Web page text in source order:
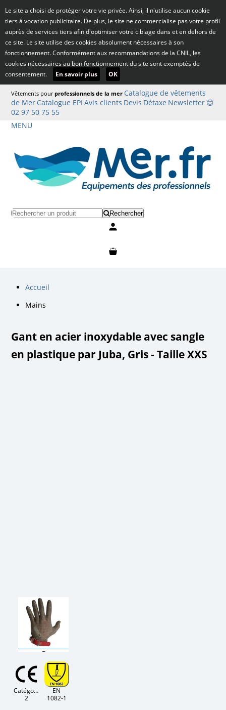
Le site a choisi de protéger votre vie privée. Ainsi, il n'utilise aucun cookie
tiers à vocation publicitaire. De plus, le site ne commercialise pas votre profil
auprès de services tiers afin d'optimiser votre ciblage dans et en dehors de
ce site. Le site utilise des cookies absolument nécessaires à son
fonctionnement. Conformément aux recommandations de la CNIL, les
cookies nécessaires au bon fonctionnement du site sont exemptés de
consentement.
En savoir plus OK
Vêtements pourprofessionnels de la mer Catalogue de vêtements
de Mer Catalogue EPI Avis clients Devis Détaxe Newsletter 😊
02 97 50 75 55
MENU
Rechercher
Accueil
Mains
Gant en acier inoxydable avec sangle
en plastique par Juba, Gris - Taille XXS
Catégorie
2
EN
1082-1